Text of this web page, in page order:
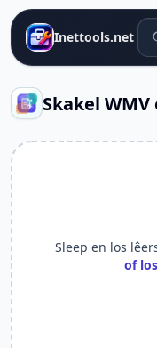
Inettools.net
Skakel
Sleep en los
of